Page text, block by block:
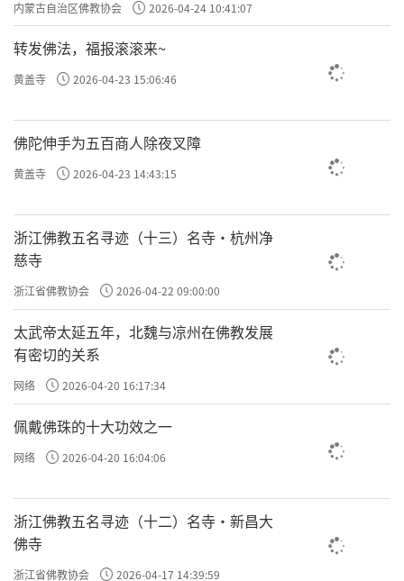
内蒙古自治区佛教协会 2026-04-24 10:41:07
转发佛法，福报滚滚来~
黄盖寺 2026-04-23 15:06:46
佛陀伸手为五百商人除夜叉障
黄盖寺 2026-04-23 14:43:15
浙江佛教五名寻迹（十三）名寺·杭州净
慈寺
浙江省佛教协会 2026-04-22 09:00:00
太武帝太延五年，北魏与凉州在佛教发展
有密切的关系
网络 2026-04-20 16:17:34
佩戴佛珠的十大功效之一
网络 2026-04-20 16:04:06
浙江佛教五名寻迹（十二）名寺·新昌大
佛寺
浙江省佛教协会 2026-04-17 14:39:59